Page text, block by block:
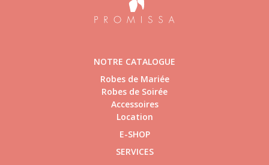
NOTRE CATALOGUE
Robes de Mariée
Robes de Soirée
Accessoires
Location
E-SHOP
SERVICES